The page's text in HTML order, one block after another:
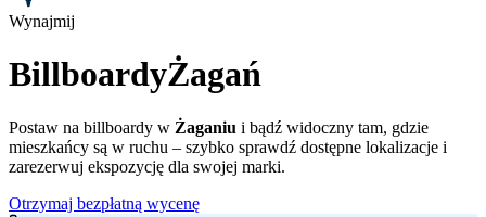
Wynajmij
BillboardyŻagań
Postaw na billboardy w Żaganiu i bądź widoczny tam, gdzie
mieszkańcy są w ruchu – szybko sprawdź dostępne lokalizacje i
zarezerwuj ekspozycję dla swojej marki.
Otrzymaj bezpłatną wycenę